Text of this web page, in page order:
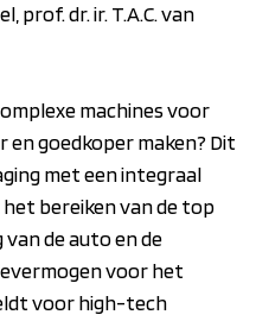
prof. dr. ir. T.A.C. van
machines voor
goedkoper maken? Dit
met een integraal
het bereiken van de top
de auto en de
voor het
voor high-tech